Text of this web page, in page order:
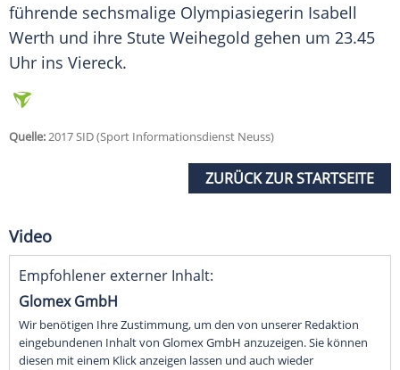
führende sechsmalige Olympiasiegerin Isabell
Werth und ihre Stute Weihegold gehen um 23.45
Uhr ins Viereck.
Quelle:2017 SID (Sport Informationsdienst Neuss)
ZURÜCK ZUR STARTSEITE
Video
Empfohlener externer Inhalt:
Glomex GmbH
Wir benötigen Ihre Zustimmung, um den von unserer Redaktion
eingebundenen Inhalt von Glomex GmbH anzuzeigen. Sie können
diesen mit einem Klick anzeigen lassen und auch wieder